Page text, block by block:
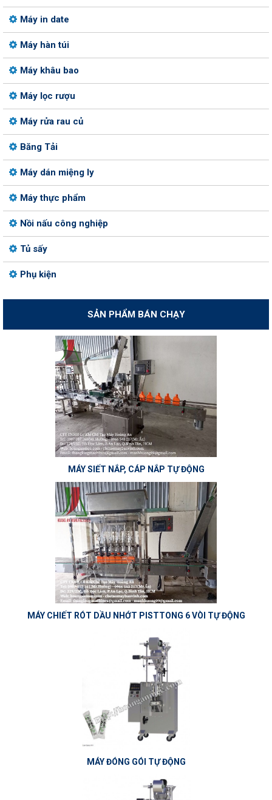
Máy in date
Máy hàn túi
Máy khâu bao
Máy lọc rượu
Máy rửa rau củ
Băng Tải
Máy dán miệng ly
Máy thực phẩm
Nồi nấu công nghiệp
Tủ sấy
Phụ kiện
SẢN PHẨM BÁN CHẠY
MÁY SIẾT NẮP, CÁP NẮP TỰ ĐỘNG
MÁY CHIẾT RÓT DẦU NHỚT PISTTONG 6 VÒI TỰ ĐỘNG
MÁY ĐÓNG GÓI TỰ ĐỘNG